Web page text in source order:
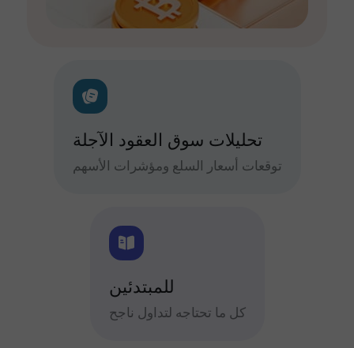
تحليلات سوق العقود الآجلة
توقعات أسعار السلع ومؤشرات الأسهم
للمبتدئين
كل ما تحتاجه لتداول ناجح